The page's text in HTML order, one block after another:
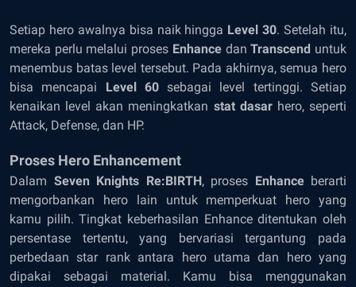
Setiap hero awalnya bisa naik hingga Level 30. Setelah itu,
mereka perlu melalui proses EnhancedanTranscend untuk
menembus batas level tersebut. Pada akhirnya, semua hero
bisa mencapai Level 60sebagai level tertinggi. Setiap
kenaikan level akan meningkatkan stat dasarhero, seperti
Attack, Defense, dan HP.
Proses Hero Enhancement
Dalam Seven Knights Re:BIRTH, proses Enhanceberarti
mengorbankan hero lain untuk memperkuat hero yang
kamu pilih. Tingkat keberhasilan Enhance ditentukan oleh
persentase tertentu, yang bervariasi tergantung pada
perbedaan star rank antara hero utama dan hero yang
dipakai sebagai material. Kamu bisa menggunakan